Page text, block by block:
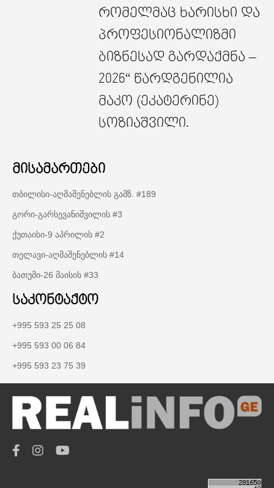
რომელმაც ხარისხი და
პროფესიონალიზმი
ბიზნესად გარდაქმნა –
2026“ წარდგენილია
მაკო (ეკატერინე)
სოზიაშვილი.
მისამართები
თბილისი-აღმაშენებლის გამზ. #189
გორი-გარსევანიშვილის #3
ქუთაისი-9 აპრილის #2
თელავი-აღმაშენებლის #14
ბათუმი-26 მაისის #33
საკონტაქტო
+995 593 25 25 08
+995 593 00 06 84
+995 593 23 75 39